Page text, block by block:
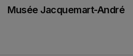
Musée Jacquemart-André